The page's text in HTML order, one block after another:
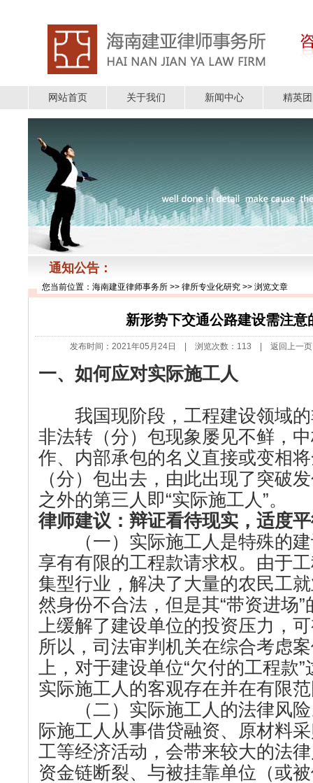
网站首页 关于我们 新闻中心 精英
通知公告：
您当前位置： 海南建亚律师事务所 >> 律所专业化研究 >> 浏览文章
新形势下交通公路建设需注意
发布时间：2021年05月24日 | 浏览次数： 113 | 返回上一页
一、 如何应对实际施工人
我国现阶段，工程建设领域的
非法转（分）包现象屡见不鲜，
作、内部承包的名义直接或变相
（分）包出去，由此出现了突破
之外的第三人即“实际施工人”。
律师建议 ：辩证看待现实，适度
（一）实际施工人是特殊的建
享有有限的工程款请求权。由于
集型行业，解决了大量的农民工
然身份不合法，但是其“带资进场
上缓解了建设单位的投资压力，
所以，司法审判机关在综合考虑
上，对于建设单位“欠付的工程款
实际施工人的客观存在并在有限
（二）实际施工人的法律风险
际施工人从事借贷融资、原材料
工等经济活动，会带来较大的法
资金链断裂、与被挂靠单位（或